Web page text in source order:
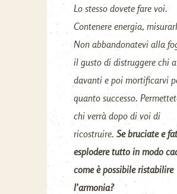
Lo stesso dovete fare voi.
Contenere energia,
Non abbandonatevi alla
il gusto di distruggere chi
davanti e poi mortificarvi
quanto successo.
chi verrà dopo di voi di
ricostruire. Se bruciate e
esplodere tutto in modo
come è possibile ristabilire
l’armonia?